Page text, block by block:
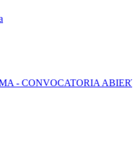
CONVOCATORIA ABIERTA